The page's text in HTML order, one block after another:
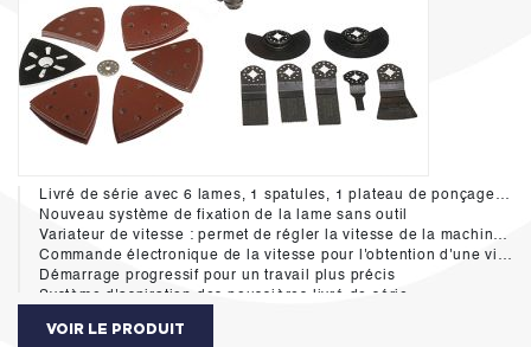
Livré de série avec 6 lames, 1 spatules, 1 plateau de ponçage et 50 abrasifs
Nouveau système de fixation de la lame sans outil
Variateur de vitesse : permet de régler la vitesse de la machine en fonction du matériau à poncer (5 vitesses)
Commande électronique de la vitesse pour l'obtention d'une vitesse constante
Démarrage progressif pour un travail plus précis
Système d'aspiration des poussières livré de série
Livré de série en coffret MAK-PAC, compatible avec les systèmes empilables standards
VOIR LE PRODUIT